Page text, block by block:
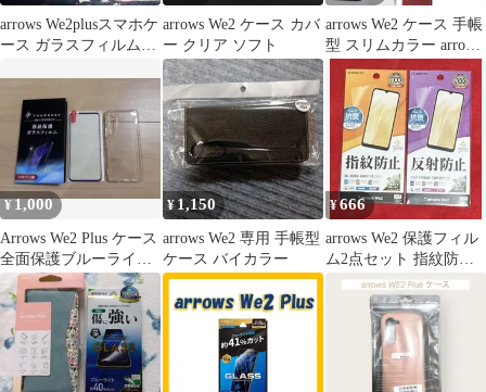
arrows We2plusスマホケ
ース ガラスフィルムセ
arrows We2 ケース カバ
ー クリア ソフト
arrows We2 ケース 手帳
型 スリムカラー arrows
We2 F-52E FCG02 スマ
ホケース arrows we2 ス
マホカバー ベルト無し
手帳 カバー マグネット
アローズ we2 F-52E
FCG02 docomo au 楽天
モバイル
¥1,000
Arrows We2 Plus ケース
全面保護ブルーライト
カットガラスフィルム
¥1,150
arrows We2 専用 手帳型
ケース バイカラー
¥666
arrows We2 保護フィル
ム2点セット 指紋防止
反射防止 未開封